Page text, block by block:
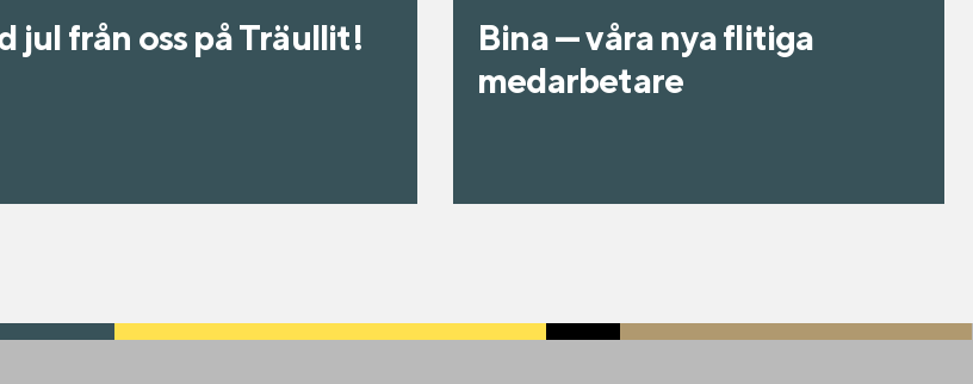
jul från oss på Träullit!
Bina — våra nya flitiga
medarbetare